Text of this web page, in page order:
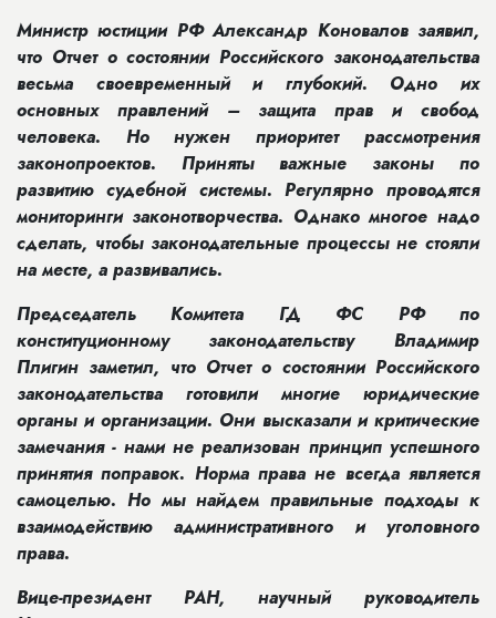
Министр юстиции РФ Александр Коновалов заявил,
что Отчет о состоянии Российского законодательства
весьма своевременный и глубокий. Одно их
основных правлений – защита прав и свобод
человека. Но нужен приоритет рассмотрения
законопроектов. Приняты важные законы по
развитию судебной системы. Регулярно проводятся
мониторинги законотворчества. Однако многое надо
сделать, чтобы законодательные процессы не стояли
на месте, а развивались.
Председатель Комитета ГД ФС РФ по
конституционному законодательству Владимир
Плигин заметил, что Отчет о состоянии Российского
законодательства готовили многие юридические
органы и организации. Они высказали и критические
замечания - нами не реализован принцип успешного
принятия поправок. Норма права не всегда является
самоцелью. Но мы найдем правильные подходы к
взаимодействию административного и уголовного
права.
Вице-президент РАН, научный руководитель